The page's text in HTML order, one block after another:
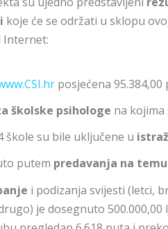
koje će se održati u sklopu
Internet:
posjećena 95.384,00
školske psihologe na kojima
škole su bile uključene u
putem predavanja na
i podizanja svijesti (letci,
je dosegnuto